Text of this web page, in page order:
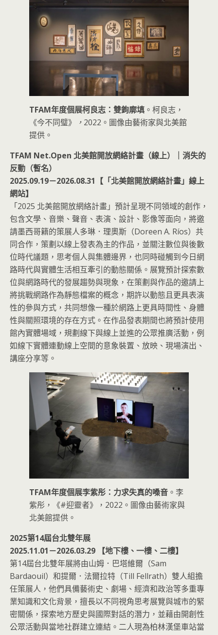
TFAM年度個展柯良志：雙鉤廓填 。柯良志，
《今不同璧》
， 2022。圖像由藝術家與北美館
提供。
TFAM Net.Open 北美館開放網絡計畫（線上）｜消失的
反動（暫名）
2025.09.19－2026.08.31【「北美館開放網絡計畫」線上
網站】
「2025 北美館開放網絡計畫」預計呈現不同領域的創作，
包含文學、音樂、聲音、表演、設計、影像等面向，將邀
請墨西哥籍的策展人多琳．理奧斯（Doreen A. Ríos）共
同合作，策劃以線上發表為主的作品，並關注數位與後數
位時代議題，思考個人與集體邊界，也同時碰觸到今日網
路時代與實體生活相互牽引的動態關係。展覽預計探索數
位與網路時代的發展趨勢與現象，在策劃與作品的邀請上
將挑戰網路作為靜態檔案的概念，期許以動態且更具表演
性的參與方式，共同想像一種於網路上更具時間性、身體
性與關照環境的存在方式。在作品發表期間也將預計使用
館內實體場域，規劃線下與線上並進的公眾推廣活動，例
如線下實體連動線上空間的意象裝置、放映、現場演出、
講座分享等。
TFAM年度個展李紫彤：力求失真的嗓音 。李
紫彤，《#迎靈者》，2022。圖像由藝術家與
北美館提供。
2025第14屆台北雙年展
2025.11.01－2026.03.29 【地下樓、一樓、二樓】
第14屆台北雙年展將由山姆．巴塔維爾（Sam
Bardaouil）和提爾．法爾拉特（Till Fellrath）雙人組擔
任策展人，他們具備藝術史、劇場、經濟和政治等多重專
業知識和文化背景，擅長以不同視角思考展覽與城市的緊
密關係，探索地方歷史與國際對話的潛力，並藉由開創性
公眾活動與當地社群建立連結。二人現為柏林漢堡車站當